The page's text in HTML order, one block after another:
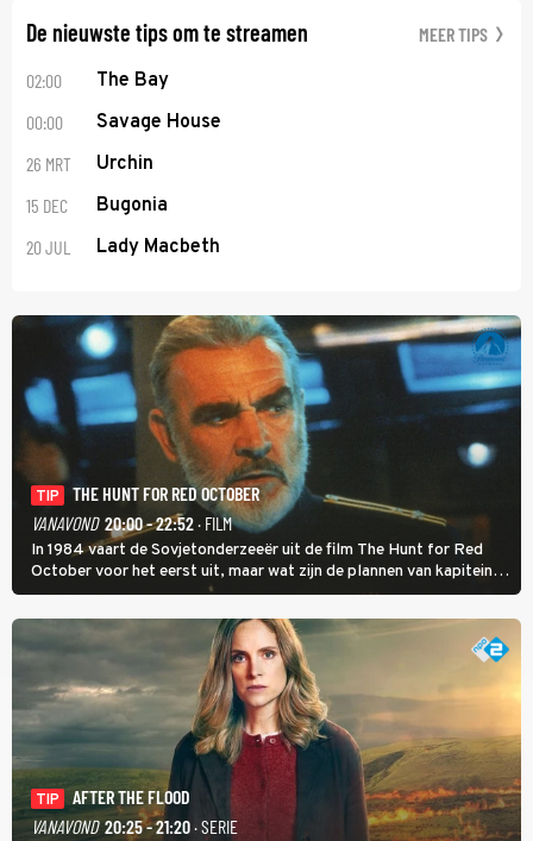
De nieuwste tips om te streamen MEER TIPS
02:00 The Bay
00:00 Savage House
26 MRT Urchin
15 DEC Bugonia
20 JUL Lady Macbeth
TIP
THE HUNT FOR RED OCTOBER
VANAVOND 20:00 - 22:52· FILM
In 1984 vaart de Sovjetonderzeeër uit de film The Hunt for Red
October voor het eerst uit, maar wat zijn de plannen van kapitein
Marko Ramius?
TIP
AFTER THE FLOOD
VANAVOND 20:25 - 21:20· SERIE